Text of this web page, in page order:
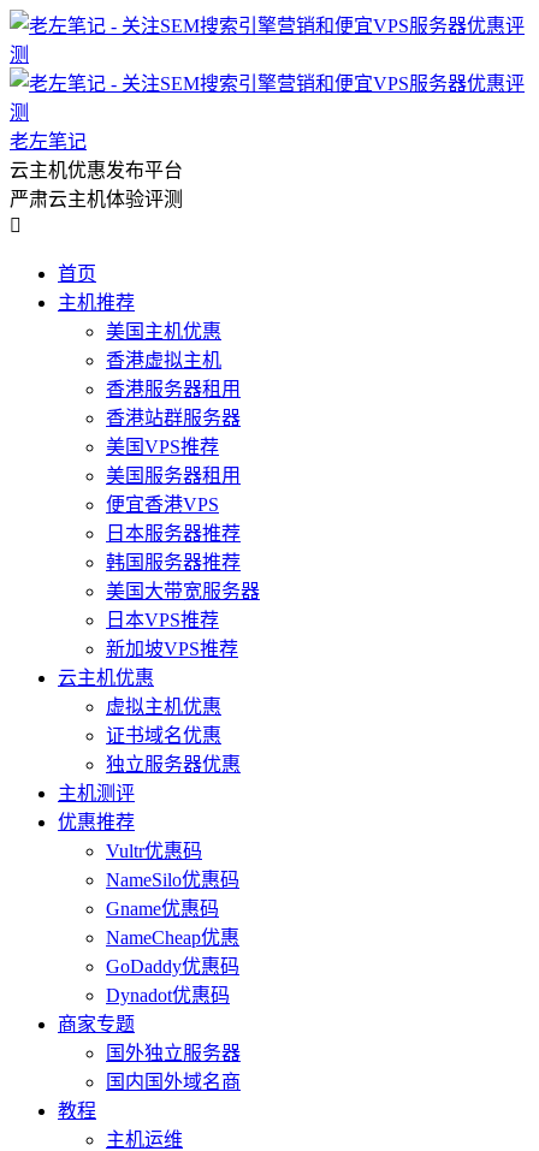
老左笔记
云主机优惠发布平台
严肃云主机体验评测

首页
主机推荐
美国主机优惠
香港虚拟主机
香港服务器租用
香港站群服务器
美国VPS推荐
美国服务器租用
便宜香港VPS
日本服务器推荐
韩国服务器推荐
美国大带宽服务器
日本VPS推荐
新加坡VPS推荐
云主机优惠
虚拟主机优惠
证书域名优惠
独立服务器优惠
主机测评
优惠推荐
Vultr优惠码
NameSilo优惠码
Gname优惠码
NameCheap优惠
GoDaddy优惠码
Dynadot优惠码
商家专题
国外独立服务器
国内国外域名商
教程
主机运维